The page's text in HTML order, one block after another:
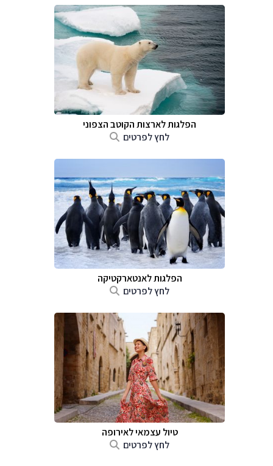
הפלגות לארצות הקוטב הצפוני
לחץ לפרטים
הפלגות לאנטארקטיקה
לחץ לפרטים
טיול עצמאי לאירופה
לחץ לפרטים